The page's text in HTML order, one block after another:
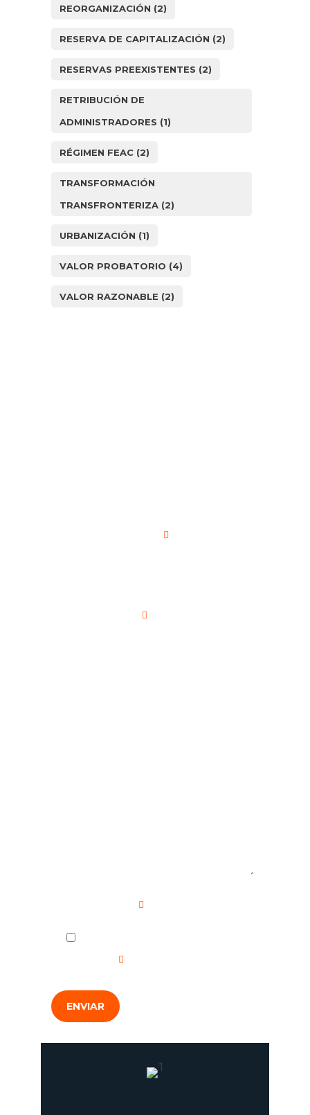
REORGANIZACIÓN (2)
RESERVA DE CAPITALIZACIÓN (2)
RESERVAS PREEXISTENTES (2)
RETRIBUCIÓN DE
ADMINISTRADORES (1)
RÉGIMEN FEAC (2)
TRANSFORMACIÓN
TRANSFRONTERIZA (2)
URBANIZACIÓN (1)
VALOR PROBATORIO (4)
VALOR RAZONABLE (2)
ENVIAR